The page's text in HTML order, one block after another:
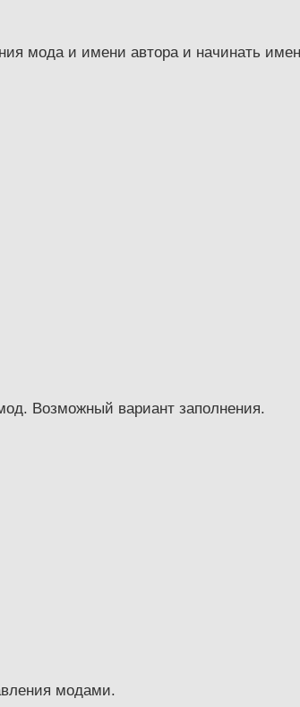
мода и имени автора и начинать
Возможный вариант заполнения.
модами.